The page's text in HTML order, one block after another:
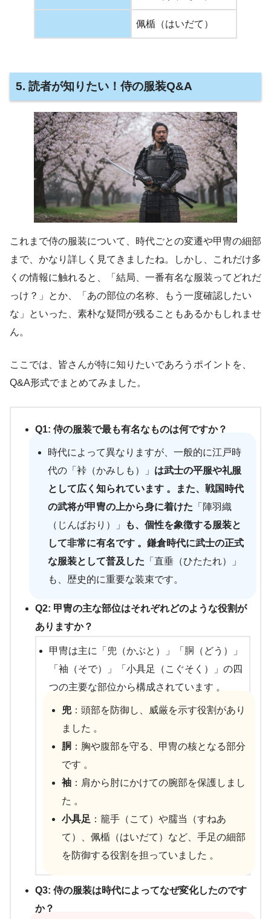
佩楯（はいだて）
5. 読者が知りたい！侍の服装Q&A
これまで侍の服装について、時代ごとの変遷や甲冑の細部
まで、かなり詳しく見てきましたね。しかし、これだけ多
くの情報に触れると、「結局、一番有名な服装ってどれだ
っけ？」とか、「あの部位の名称、もう一度確認したい
な」といった、素朴な疑問が残ることもあるかもしれませ
ん。
ここでは、皆さんが特に知りたいであろうポイントを、
Q&A形式でまとめてみました。
Q1: 侍の服装で最も有名なものは何ですか？
時代によって異なりますが、一般的に江戸時
代の「裃（かみしも）」 は武士の平服や礼服
として広く知られています 。また、戦国時代
の武将が甲冑の上から身に着けた 「陣羽織
（じんばおり）」
も、個性を象徴する服装と
して非常に有名です 。鎌倉時代に武士の正式
な服装として普及した 「直垂（ひたたれ）」
も、歴史的に重要な装束です。
Q2: 甲冑の主な部位はそれぞれどのような役割が
ありますか？
甲冑は主に「兜（かぶと）」「胴（どう）」
「袖（そで）」「小具足（こぐそく）」の四
つの主要な部位から構成されています 。
兜：頭部を防御し、威厳を示す役割があり
ました 。
胴 ：胸や腹部を守る、甲冑の核となる部分
です 。
袖：肩から肘にかけての腕部を保護しまし
た 。
小具足 ：籠手（こて）や臑当（すねあ
て）、佩楯（はいだて）など、手足の細部
を防御する役割を担っていました 。
Q3: 侍の服装は時代によってなぜ変化したのです
か？